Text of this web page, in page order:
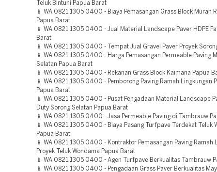
Teluk Bintuni Papua Barat
📱 WA 0821 1305 0400 - Biaya Pemasangan Grass Block Murah
Papua Barat
📱 WA 0821 1305 0400 - Jual Material Landscape Paver HDPE
Barat
📱 WA 0821 1305 0400 - Tempat Jual Gravel Paver Proyek
📱 WA 0821 1305 0400 - Harga Pemasangan Permeable Paving
Selatan Papua Barat
📱 WA 0821 1305 0400 - Rekanan Grass Block Kaimana Papua
📱 WA 0821 1305 0400 - Pemborong Paving Ramah Lingkungan
Papua Barat
📱 WA 0821 1305 0400 - Pusat Pengadaan Material Landscape
Duty Sorong Selatan Papua Barat
📱 WA 0821 1305 0400 - Jasa Permeable Paving di Tambrauw
📱 WA 0821 1305 0400 - Biaya Pasang Turfpave Terdekat Teluk
Papua Barat
📱 WA 0821 1305 0400 - Kontraktor Pemasangan Paving Ramah
Proyek Teluk Wondama Papua Barat
📱 WA 0821 1305 0400 - Agen Turfpave Berkualitas Tambrauw
📱 WA 0821 1305 0400 - Pengadaan Grass Paver Berkualitas